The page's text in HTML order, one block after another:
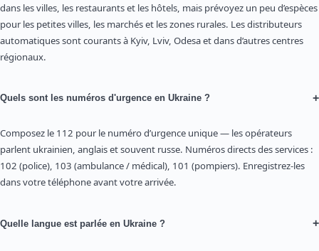
dans les villes, les restaurants et les hôtels, mais prévoyez un peu d’espèces
pour les petites villes, les marchés et les zones rurales. Les distributeurs
automatiques sont courants à Kyiv, Lviv, Odesa et dans d’autres centres
régionaux.
Quels sont les numéros d'urgence en Ukraine ? +
Composez le 112 pour le numéro d’urgence unique — les opérateurs
parlent ukrainien, anglais et souvent russe. Numéros directs des services :
102 (police), 103 (ambulance / médical), 101 (pompiers). Enregistrez-les
dans votre téléphone avant votre arrivée.
Quelle langue est parlée en Ukraine ? +